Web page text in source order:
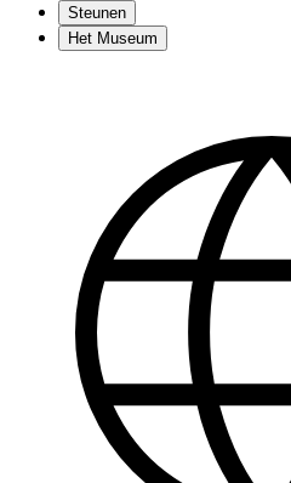
Steunen
Het Museum